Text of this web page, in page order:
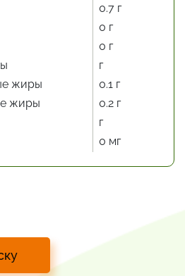
0.7 г
0 г
0 г
г
жиры
0.1 г
жиры
0.2 г
г
0 мг